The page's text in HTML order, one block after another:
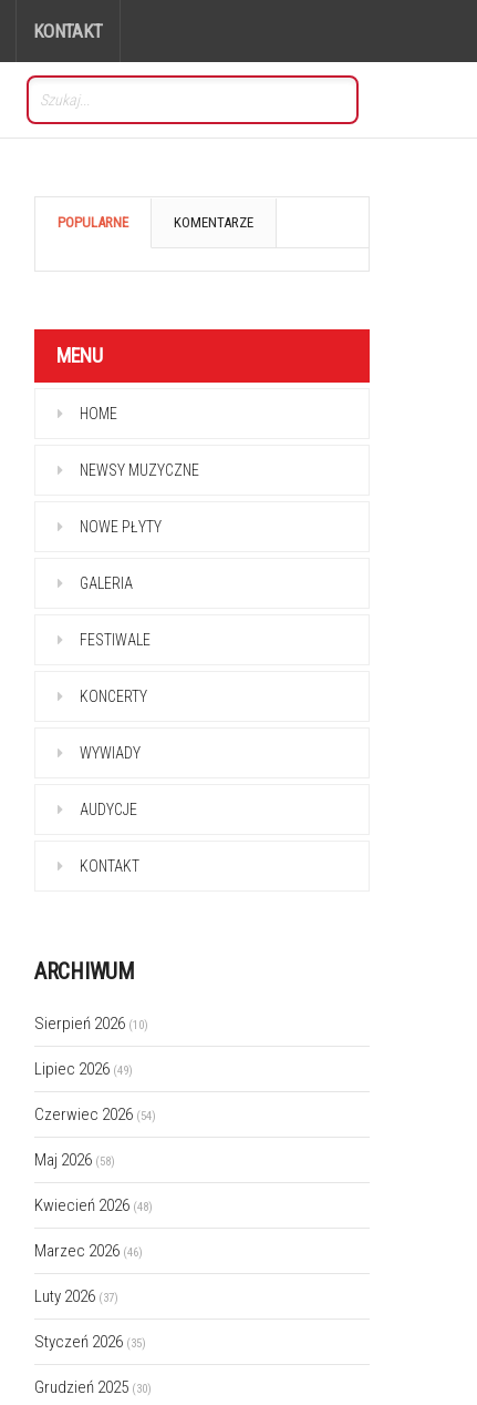
KONTAKT
POPULARNE KOMENTARZE
MENU
HOME
NEWSY MUZYCZNE
NOWE PŁYTY
GALERIA
FESTIWALE
KONCERTY
WYWIADY
AUDYCJE
KONTAKT
ARCHIWUM
Sierpień 2026 (10)
Lipiec 2026 (49)
Czerwiec 2026 (54)
Maj 2026 (58)
Kwiecień 2026 (48)
Marzec 2026 (46)
Luty 2026 (37)
Styczeń 2026 (35)
Grudzień 2025 (30)